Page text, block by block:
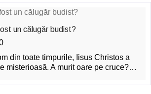
un călugăr budist?
din toate timpurile, Iisus Christos a
misterioasă. A murit oare pe cruce?…